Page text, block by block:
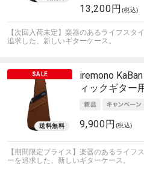
13,200円 (税込)
【次回入荷未定】楽器のあるライフスタ
追求した、新しいギターケース。
iremono
ィックギター
9,900円 (税込)
【期間限定プライス】楽器のあるライフ
ーを追求した、新しいギターケース。